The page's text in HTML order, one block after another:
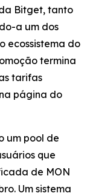
Bitget, tanto
a um dos
ecossistema do
termina
tarifas
página do
um pool de
que
de MON
Um sistema